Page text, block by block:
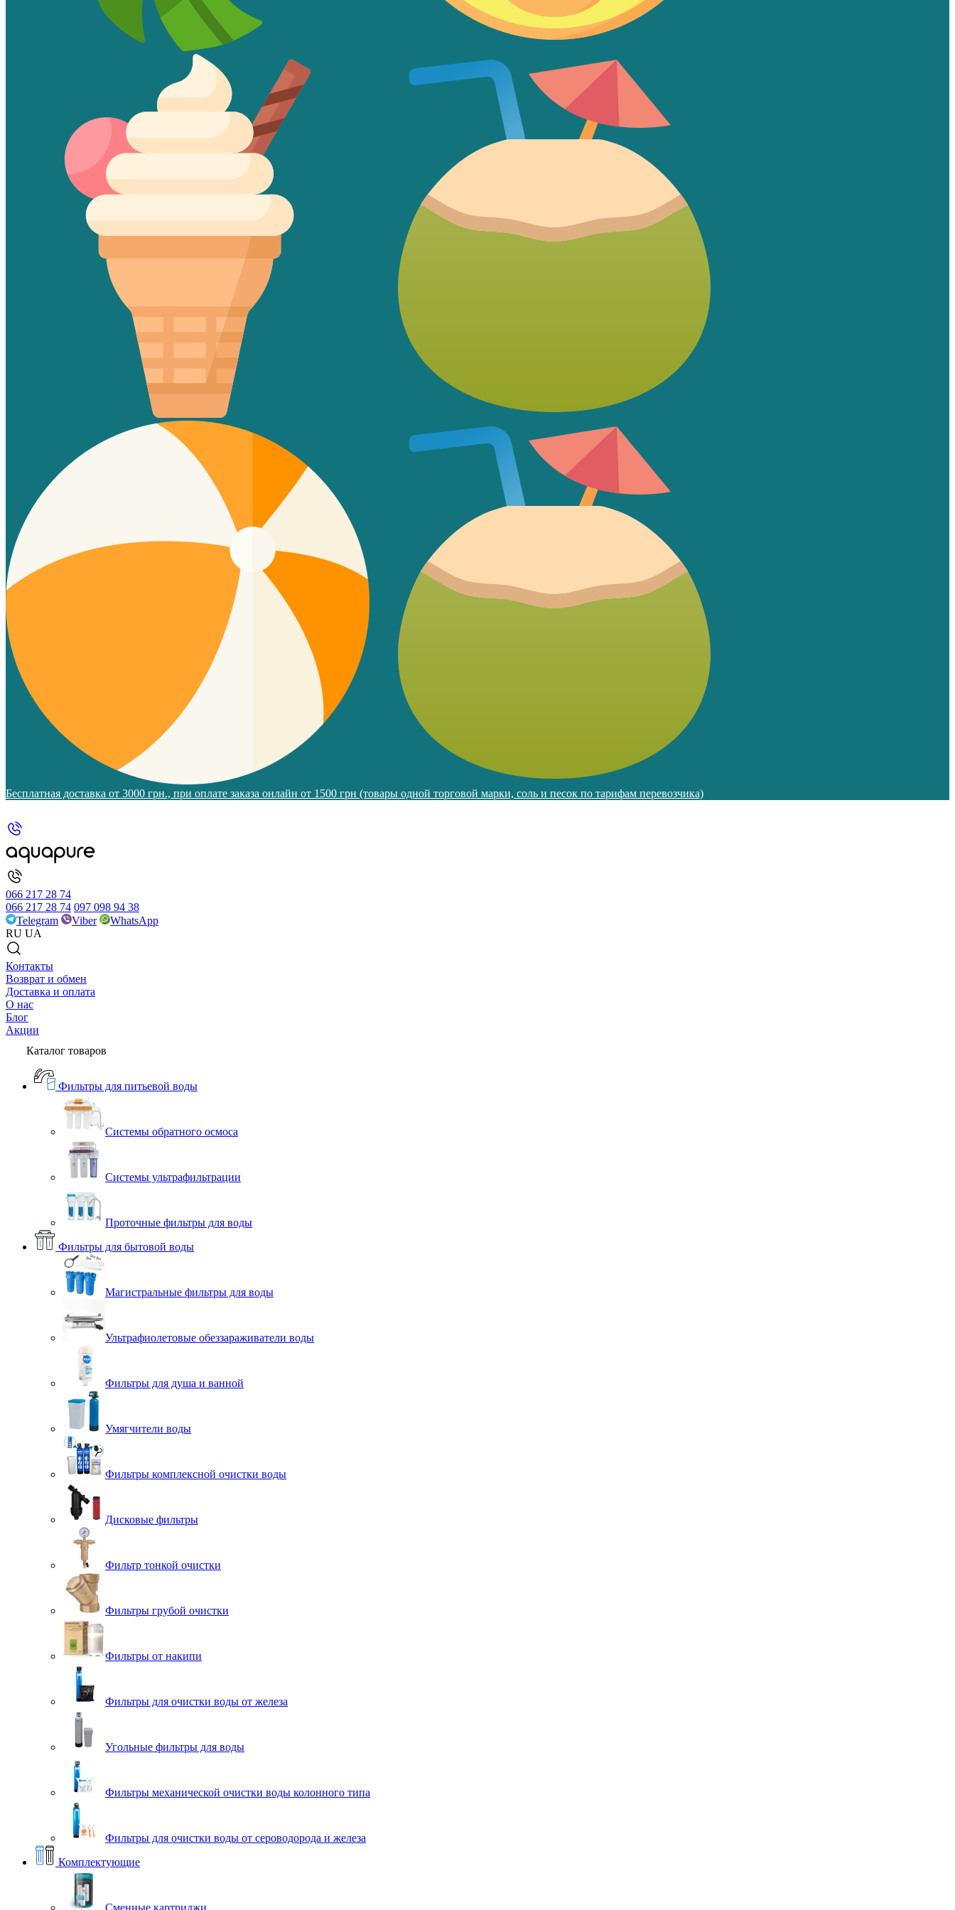
Бесплатная доставка от 3000 грн., при оплате заказа онлайн от 1500 грн (товары одной торговой марки, соль и песок по тарифам перевозчика)
066 217 28 74
066 217 28 74 097 098 94 38
Telegram
Viber
WhatsApp
RU UA
Контакты
Возврат и обмен
Доставка и оплата
О нас
Блог
Акции
Каталог товаров
Фильтры для питьевой воды
Системы обратного осмоса
Системы ультрафильтрации
Проточные фильтры для воды
Фильтры для бытовой воды
Магистральные фильтры для воды
Ультрафиолетовые обеззараживатели воды
Фильтры для душа и ванной
Умягчители воды
Фильтры комплексной очистки воды
Дисковые фильтры
Фильтр тонкой очистки
Фильтры грубой очистки
Фильтры от накипи
Фильтры для очистки воды от железа
Угольные фильтры для воды
Фильтры механической очистки воды колонного типа
Фильтры для очистки воды от сероводорода и железа
Комплектующие
Сменные картриджи